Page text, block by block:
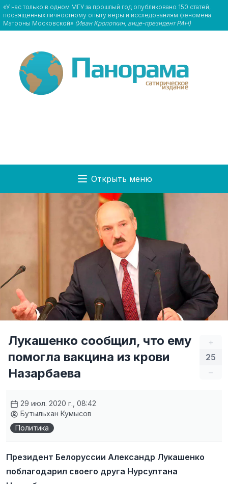
«У нас только в одном МГУ за прошлый год опубликовано 150 статей,
посвящённых личностному опыту веры и исследованиям феномена
Матроны Московской» (Иван Кропоткин, вице-президент РАН)
Открыть меню
+
25
–
Лукашенко cообщил, что ему
помогла вакцина из крови
Назарбаева
29 июл. 2020 г., 08:42
Бутыльхан Кумысов
Политика
Президент Белоруссии Александр Лукашенко
поблагодарил своего друга Нурсултана